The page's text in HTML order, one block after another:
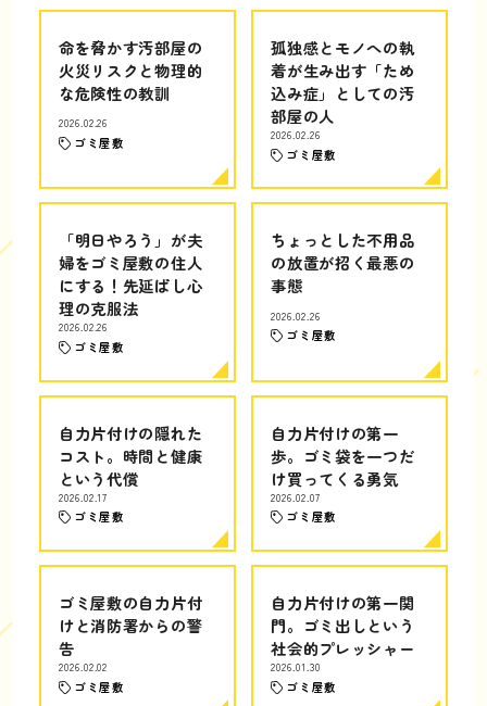
命を脅かす汚部屋の
火災リスクと物理的
な危険性の教訓
2026.02.26
ゴミ屋敷
孤独感とモノへの執
着が生み出す「ため
込み症」としての汚
部屋の人
2026.02.26
ゴミ屋敷
「明日やろう」が夫
婦をゴミ屋敷の住人
にする！先延ばし心
理の克服法
2026.02.26
ゴミ屋敷
ちょっとした不用品
の放置が招く最悪の
事態
2026.02.26
ゴミ屋敷
自力片付けの隠れた
コスト。時間と健康
という代償
2026.02.17
ゴミ屋敷
自力片付けの第一
歩。ゴミ袋を一つだ
け買ってくる勇気
2026.02.07
ゴミ屋敷
ゴミ屋敷の自力片付
けと消防署からの警
告
2026.02.02
ゴミ屋敷
自力片付けの第一関
門。ゴミ出しという
社会的プレッシャー
2026.01.30
ゴミ屋敷